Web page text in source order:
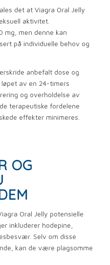
det at Viagra Oral Jelly
aktivitet.
mg, men denne kan
på individuelle behov og
anbefalt dose og
av en 24-timers
og overholdelse av
terapeutiske fordelene
effekter minimeres.
OG
Oral Jelly potensielle
inkluderer hodepine,
Selv om disse
kan de være plagsomme